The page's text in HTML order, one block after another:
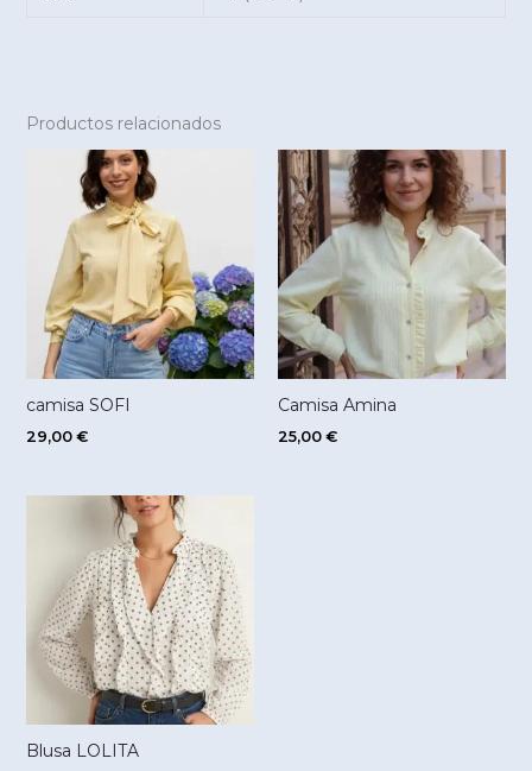
Productos relacionados
camisa SOFI
29,00 €
Camisa Amina
25,00 €
Blusa LOLITA